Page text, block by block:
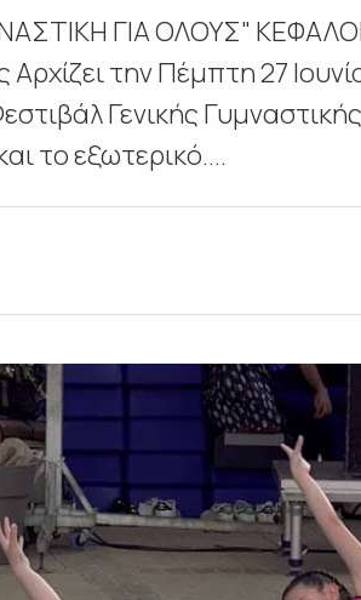
ΓΙΑ ΟΛΟΥΣ"
την Πέμπτη 27
Γενικής
το εξωτερικό....